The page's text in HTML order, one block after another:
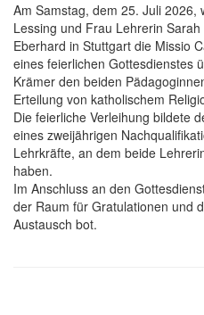
Am Samstag, dem 25. Juli 2026,
Lessing und Frau Lehrerin
Eberhard in Stuttgart die Missio
eines feierlichen Gottesdienstes
Krämer den beiden
Erteilung von katholischem
Die feierliche Verleihung bildete
eines zweijährigen
Lehrkräfte, an dem beide
haben.
Im Anschluss an den
der Raum für Gratulationen und
Austausch bot.